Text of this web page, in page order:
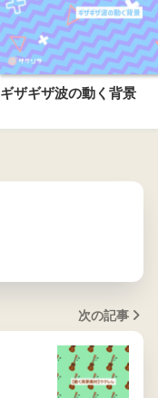
ギザギザ波の動く背景
次の記事